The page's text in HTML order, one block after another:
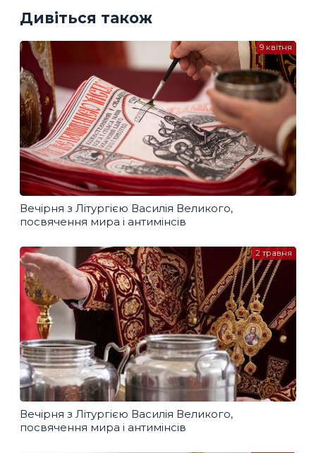
Дивіться також
Вечірня з Літургією Василія Великого,
посвячення мира і антимінсів
9 квітня
Вечірня з Літургією Василія Великого,
посвячення мира і антимінсів
2 травня